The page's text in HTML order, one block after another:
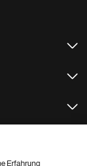
Erfahrung